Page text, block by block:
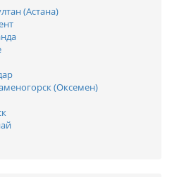
(Астана)
(Оксемен)